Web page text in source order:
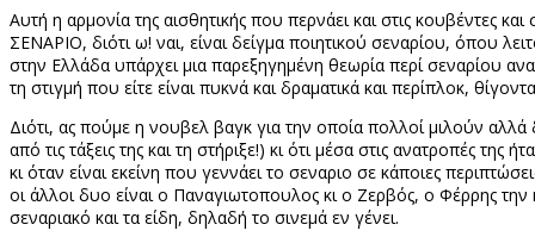
Αυτή η αρμονία της αισθητικής που περνάει και στις κουβέντες
ΣΕΝΑΡΙΟ, διότι ω! ναι, είναι δείγμα ποιητικού σεναρίου, όπου
στην Ελλάδα υπάρχει μια παρεξηγημένη θεωρία περί σεναρίου
τη στιγμή που είτε είναι πυκνά και δραματικά και περίπλοκ,
Διότι, ας πούμε η νουβελ βαγκ για την οποία πολλοί μιλούν
από τις τάξεις της και τη στήριξε!) κι ότι μέσα στις ανατροπές
κι όταν είναι εκείνη που γεννάει το σεναριο σε κάποιες
οι άλλοι δυο είναι ο Παναγιωτοπουλος κι ο Ζερβός, ο Φέρρης την
σεναριακό και τα είδη, δηλαδή το σινεμά εν γένει.